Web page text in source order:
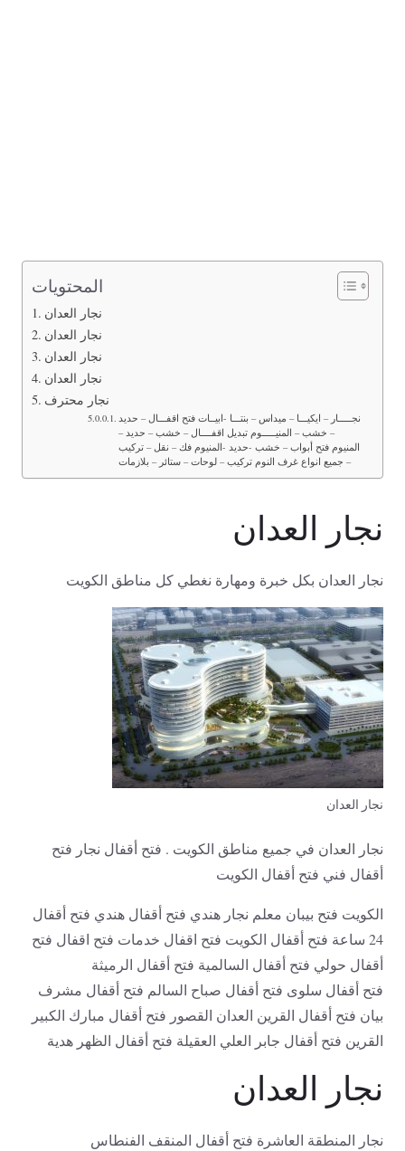
المحتويات
نجار العدان
نجار العدان
نجار العدان
نجار العدان
نجار محترف
نجـــــار – ايكيـــا – ميداس – بنتـــا -ابيــات فتح اقفـــال – حديد
– خشب – المنيـــــوم تبديل اقفــــال – خشب – حديد –
المنيوم فتح أبواب – خشب -حديد -المنيوم فك – نقل – تركيب
– جميع انواع غرف النوم تركيب – لوحات – ستائر – بلازمات
نجار العدان
نجار العدان بكل خبرة ومهارة نغطي كل مناطق الكويت
نجار العدان
نجار العدان في جميع مناطق الكويت . فتح أقفال نجار فتح
أقفال فني فتح أقفال الكويت
الكويت فتح بيبان معلم نجار هندي فتح أقفال هندي فتح أقفال
24 ساعة فتح أقفال الكويت فتح اقفال خدمات فتح اقفال فتح
أقفال حولي فتح أقفال السالمية فتح أقفال الرميثة
فتح أقفال سلوى فتح أقفال صباح السالم فتح أقفال مشرف
بيان فتح أقفال القرين العدان القصور فتح أقفال مبارك الكبير
القرين فتح أقفال جابر العلي العقيلة فتح أقفال الظهر هدية
نجار العدان
نجار المنطقة العاشرة فتح أقفال المنقف الفنطاس